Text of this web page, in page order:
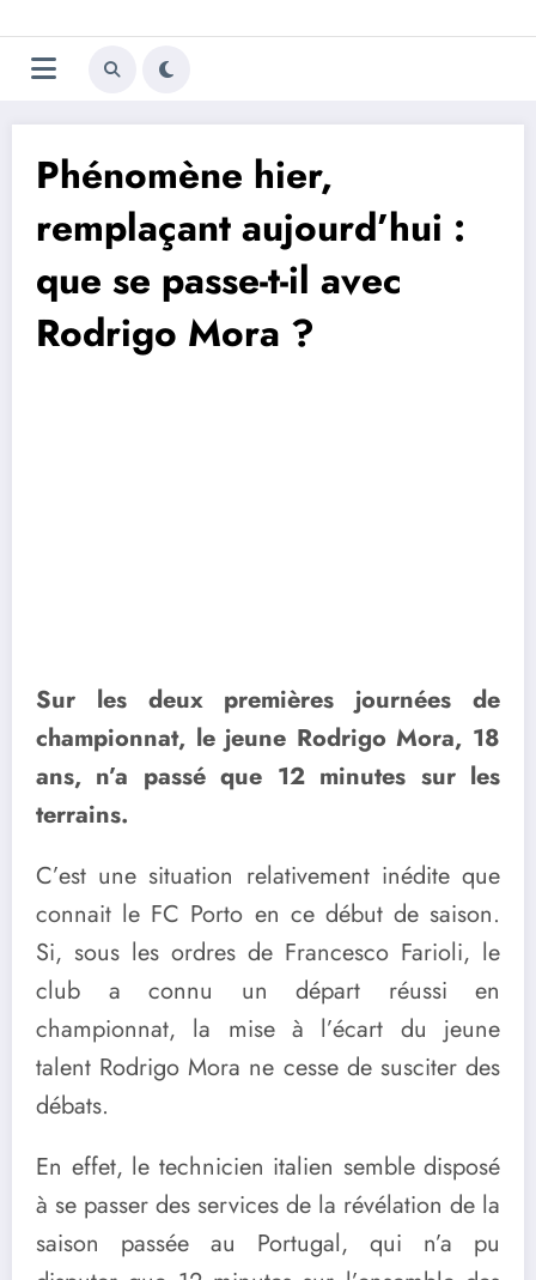
au
contenu
Trivela
L'actualité du football
Phénomène hier,
remplaçant aujourd’hui :
que se passe-t-il avec
Rodrigo Mora ?
Sur les deux premières journées de
championnat, le jeune Rodrigo Mora, 18
ans, n’a passé que 12 minutes sur les
terrains.
C’est une situation relativement inédite que
connait le FC Porto en ce début de saison.
Si, sous les ordres de Francesco Farioli, le
club a connu un départ réussi en
championnat, la mise à l’écart du jeune
talent Rodrigo Mora ne cesse de susciter des
débats.
En effet, le technicien italien semble disposé
à se passer des services de la révélation de la
saison passée au Portugal, qui n’a pu